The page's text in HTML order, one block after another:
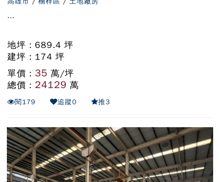
...
地坪 : 689.4 坪
建坪 : 174 坪
單價 : 35 萬/坪
總價 : 24129 萬
閱179 追蹤0 推3